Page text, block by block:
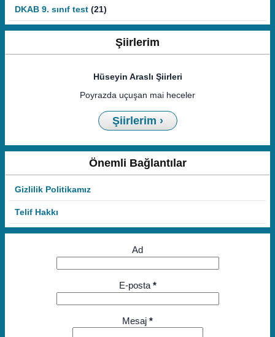
DKAB 9. sınıf test (21)
Şiirlerim
Hüseyin Araslı Şiirleri
Poyrazda uçuşan mai heceler
Şiirlerim ›
Önemli Bağlantılar
Gizlilik Politikamız
Telif Hakkı
Ad
E-posta *
Mesaj *